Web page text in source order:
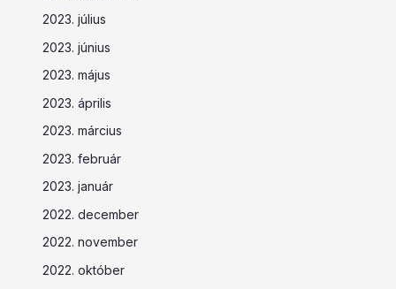
2023. július
2023. június
2023. május
2023. április
2023. március
2023. február
2023. január
2022. december
2022. november
2022. október